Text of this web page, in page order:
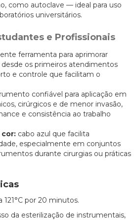
como autoclave — ideal para uso
universitários.
e Profissionais
ferramenta para aprimorar
os primeiros atendimentos
e controle que facilitam o
confiável para aplicação em
cirúrgicos e de menor invasão,
e consistência ao trabalho
cabo azul que facilita
especialmente em conjuntos
durante cirurgias ou práticas
por 20 minutos.
da esterilização de instrumentais,